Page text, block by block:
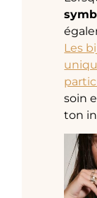
Les
soin
ton